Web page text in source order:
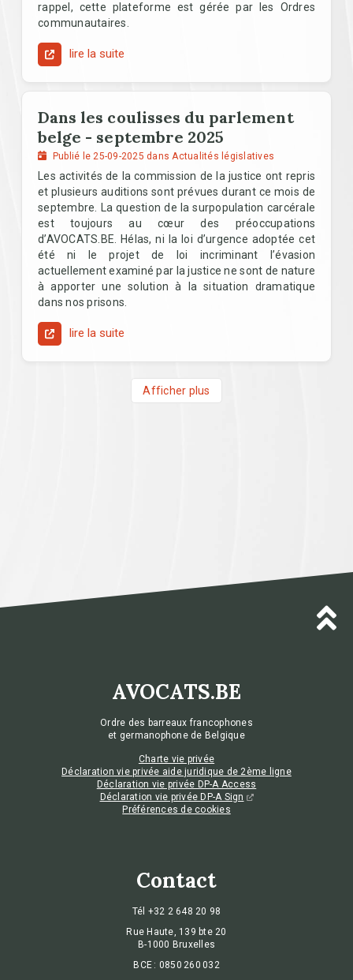
rappel, cette plateforme est gérée par les Ordres
communautaires.
lire la suite
Dans les coulisses du parlement
belge - septembre 2025
Publié le 25-09-2025 dans Actualités législatives
Les activités de la commission de la justice ont repris
et plusieurs auditions sont prévues durant ce mois de
septembre. La question de la surpopulation carcérale
est toujours au cœur des préoccupations
d’AVOCATS.BE. Hélas, ni la loi d’urgence adoptée cet
été ni le projet de loi incriminant l’évasion
actuellement examiné par la justice ne sont de nature
à apporter une solution à la situation dramatique
dans nos prisons.
lire la suite
Afficher plus
AVOCATS.BE
Ordre des barreaux francophones
et germanophone de Belgique
Charte vie privée
Déclaration vie privée aide juridique de 2ème ligne
Déclaration vie privée DP-A Access
Déclaration vie privée DP-A Sign
Préférences de cookies
Contact
Tél +32 2 648 20 98
Rue Haute, 139 bte 20
B-1000 Bruxelles
BCE : 0850 260 032